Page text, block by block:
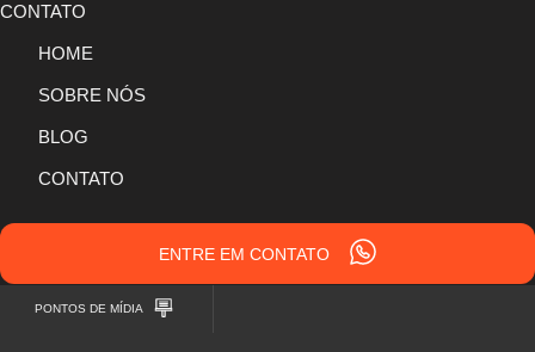
CONTATO
HOME
SOBRE NÓS
BLOG
CONTATO
ENTRE EM CONTATO
PONTOS DE MÍDIA